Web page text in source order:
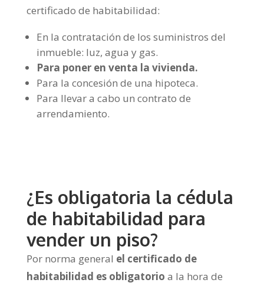
certificado de habitabilidad:
En la contratación de los suministros del
inmueble: luz, agua y gas.
Para poner en venta la vivienda.
Para la concesión de una hipoteca.
Para llevar a cabo un contrato de
arrendamiento.
¿Es obligatoria la cédula
de habitabilidad para
vender un piso?
Por norma general el certificado de
habitabilidad es obligatorio a la hora de